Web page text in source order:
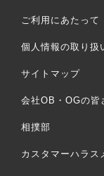
ご利用にあたって
個人情報の取り扱
サイトマップ
会社OB・OGの皆
相撲部
カスタマーハラス